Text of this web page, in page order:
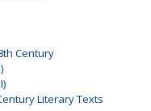
Century
Literary Texts